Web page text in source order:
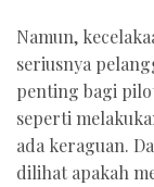
Namun,
seriusnya
penting bagi
seperti
ada keraguan.
dilihat apakah